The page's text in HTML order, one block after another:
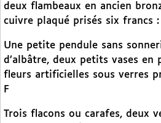
deux flambeaux en ancien
cuivre plaqué prisés six francs :
Une petite pendule sans
d’albâtre, deux petits vases en
fleurs artificielles sous verres
F
Trois flacons ou carafes, deux